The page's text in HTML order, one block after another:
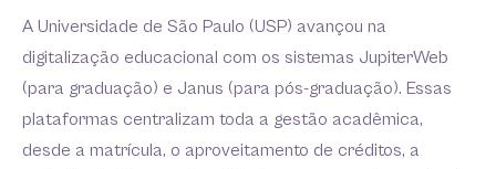
A Universidade de São Paulo (USP) avançou na
digitalização educacional com os sistemas JupiterWeb
(para graduação) e Janus (para pós-graduação). Essas
plataformas centralizam toda a gestão acadêmica,
desde a matrícula, o aproveitamento de créditos, a